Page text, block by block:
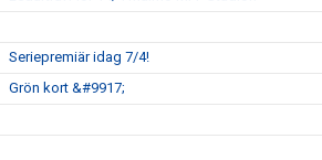
Seriepremiär idag 7/4!
Grön kort &#9917;